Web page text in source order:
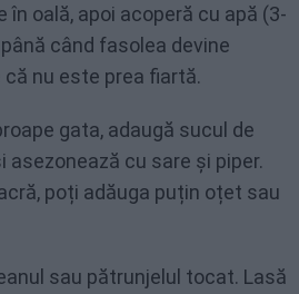
în oală, apoi acoperă cu apă (3-
când fasolea devine
nu este prea fiartă.
gata, adaugă sucul de
asezonează cu sare și piper.
poți adăuga puțin oțet sau
sau pătrunjelul tocat. Lasă